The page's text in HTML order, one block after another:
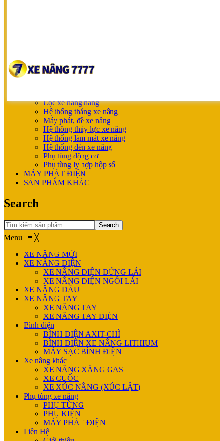
XE NÂNG TAY
XE NÂNG TAY ĐIỆN
Lọc xe nâng hàng
Hệ thống thắng xe nâng
Máy phát, đề xe nâng
Hệ thống thủy lực xe nâng
Hệ thống làm mát xe nâng
Hệ thống đèn xe nâng
Phụ tùng động cơ
Phụ tùng ly hợp hộp số
MÁY PHÁT ĐIỆN
SẢN PHẨM KHÁC
Search
Search
Menu ≡ ╳
XE NÂNG MỚI
XE NÂNG ĐIỆN
XE NÂNG ĐIỆN ĐỨNG LÁI
XE NÂNG ĐIỆN NGỒI LÁI
XE NÂNG DẦU
XE NÂNG TAY
XE NÂNG TAY
XE NÂNG TAY ĐIỆN
Bình điện
BÌNH ĐIỆN AXIT-CHÌ
BÌNH ĐIỆN XE NÂNG LITHIUM
MÁY SẠC BÌNH ĐIỆN
Xe nâng khác
XE NÂNG XĂNG GAS
XE CUỐC
XE XÚC NÂNG (XÚC LẬT)
Phụ tùng xe nâng
PHỤ TÙNG
PHỤ KIỆN
MÁY PHÁT ĐIỆN
Liên Hệ